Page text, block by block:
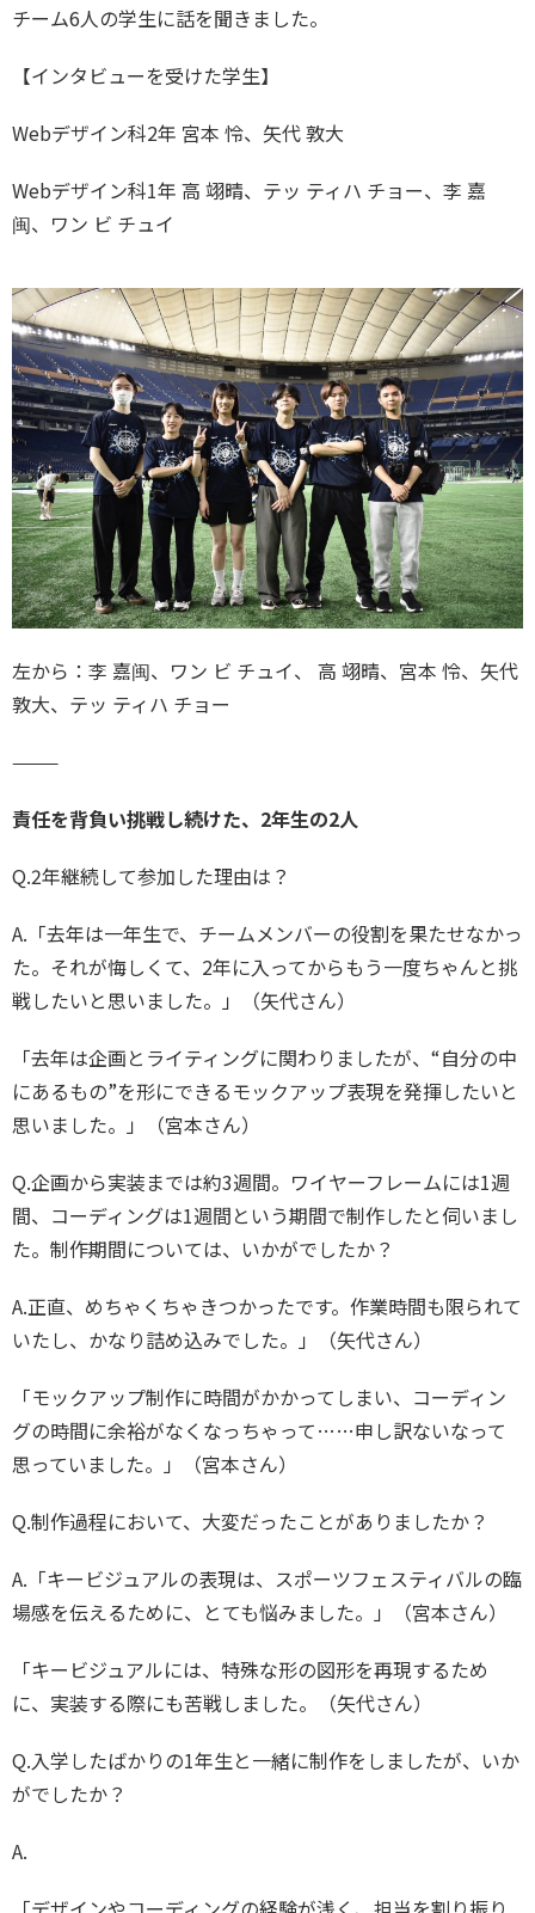
チーム6人の学生に話を聞きました。
【インタビューを受けた学生】
Webデザイン科2年 宮本 怜、矢代 敦大
Webデザイン科1年 高 翊晴、テッ ティハ チョー、李 嘉
闽、ワン ビ チュイ
左から：李 嘉闽、ワン ビ チュイ、 高 翊晴、宮本 怜、矢代
敦大、テッ ティハ チョー
⸻
責任を背負い挑戦し続けた、2年生の2人
Q.2年継続して参加した理由は？
A.「去年は一年生で、チームメンバーの役割を果たせなかっ
た。それが悔しくて、2年に入ってからもう一度ちゃんと挑
戦したいと思いました。」（矢代さん）
「去年は企画とライティングに関わりましたが、“自分の中
にあるもの”を形にできるモックアップ表現を発揮したいと
思いました。」（宮本さん）
Q.企画から実装までは約3週間。ワイヤーフレームには1週
間、コーディングは1週間という期間で制作したと伺いまし
た。制作期間については、いかがでしたか？
A.正直、めちゃくちゃきつかったです。作業時間も限られて
いたし、かなり詰め込みでした。」（矢代さん）
「モックアップ制作に時間がかかってしまい、コーディン
グの時間に余裕がなくなっちゃって……申し訳ないなって
思っていました。」（宮本さん）
Q.制作過程において、大変だったことがありましたか？
A.「キービジュアルの表現は、スポーツフェスティバルの臨
場感を伝えるために、とても悩みました。」（宮本さん）
「キービジュアルには、特殊な形の図形を再現するため
に、実装する際にも苦戦しました。（矢代さん）
Q.入学したばかりの1年生と一緒に制作をしましたが、いか
がでしたか？
A.